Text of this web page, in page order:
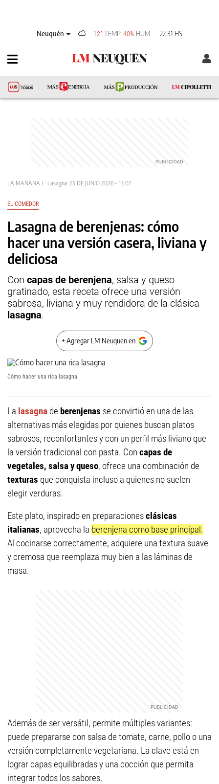
Neuquén 12°TEMP 40% HUM 22:31 HS
LA MAÑANA Lasagna 25 DE JUNIO 2026 - 13:07
EL COMEDOR
Lasagna de berenjenas: cómo
hacer una versión casera, liviana y
deliciosa
Con capas de berenjena, salsa y queso
gratinado, esta receta ofrece una versión
sabrosa, liviana y muy rendidora de la clásica
lasagna.
+ Agregar LM Neuquen en
Cómo hacer una rica lasagna
La lasagna de berenjenas se convirtió en una de las
alternativas más elegidas por quienes buscan platos
sabrosos, reconfortantes y con un perfil más liviano que
la versión tradicional con pasta. Con capas de
vegetales, salsa y queso, ofrece una combinación de
texturas que conquista incluso a quienes no suelen
elegir verduras.
Este plato, inspirado en preparacionesclásicas
italianas, aprovecha la berenjena como base principal.
Al cocinarse correctamente, adquiere una textura suave
y cremosa que reemplaza muy bien a las láminas de
masa.
Además de ser versátil, permite múltiples variantes:
puede prepararse con salsa de tomate, carne, pollo o una
versión completamente vegetariana. La clave está en
lograr capas equilibradas y una cocción que permita
integrar todos los sabores.